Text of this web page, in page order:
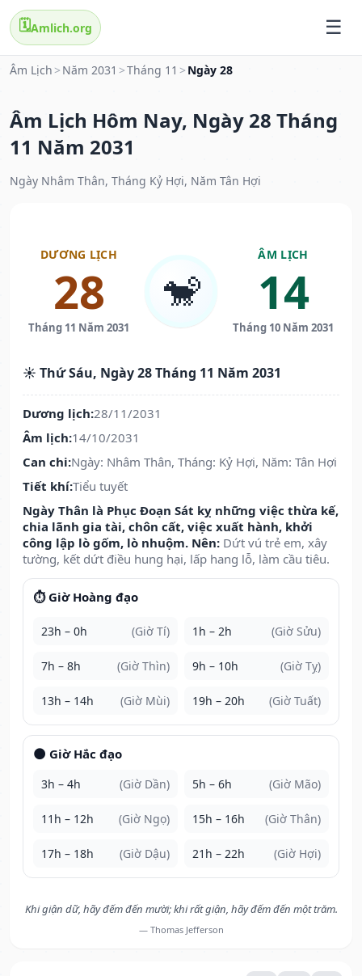
🗓️Amlich.org
Âm Lịch > Năm 2031 >Tháng 11 > Ngày 28
Âm Lịch Hôm Nay, Ngày 28 Tháng
11 Năm 2031
Ngày Nhâm Thân, Tháng Kỷ Hợi, Năm Tân Hợi
DƯƠNG LỊCH
28
Tháng 11 Năm 2031
🐒
ÂM LỊCH
14
Tháng 10 Năm 2031
☀️ Thứ Sáu, Ngày 28 Tháng 11 Năm 2031
Dương lịch:28/11/2031
Âm lịch:14/10/2031
Can chi:Ngày: Nhâm Thân, Tháng: Kỷ Hợi, Năm: Tân Hợi
Tiết khí:Tiểu tuyết
Ngày Thân là Phục Đoạn Sát kỵ những việc thừa kế,
chia lãnh gia tài, chôn cất, việc xuất hành, khởi
công lập lò gốm, lò nhuộm. Nên: Dứt vú trẻ em, xây
tường, kết dứt điều hung hại, lấp hang lỗ, làm cầu tiêu.
⏱️ Giờ Hoàng đạo
23h – 0h (Giờ Tí) 1h – 2h (Giờ Sửu)
7h – 8h (Giờ Thìn) 9h – 10h (Giờ Tỵ)
13h – 14h (Giờ Mùi) 19h – 20h (Giờ Tuất)
🌑 Giờ Hắc đạo
3h – 4h (Giờ Dần) 5h – 6h (Giờ Mão)
11h – 12h (Giờ Ngọ) 15h – 16h (Giờ Thân)
17h – 18h (Giờ Dậu) 21h – 22h (Giờ Hợi)
Khi giận dữ, hãy đếm đến mười; khi rất giận, hãy đếm đến một trăm.
— Thomas Jefferson